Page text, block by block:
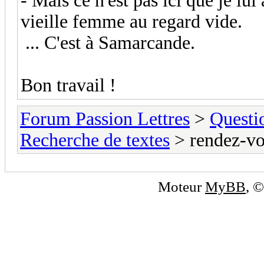
vieille femme au regard vide.
... C'est à Samarcande.
Bon travail !
Forum Passion Lettres >
Recherche de textes > rendez-
MoteurMyBB,